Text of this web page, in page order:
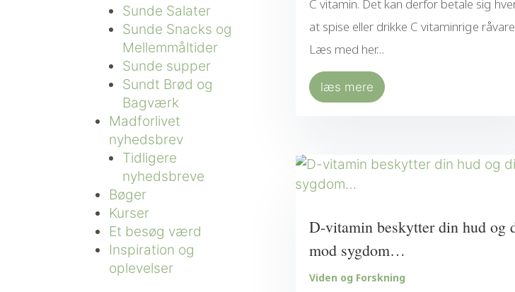
Sunde Salater
Sunde Snacks og
Mellemmåltider
Sunde supper
Sundt Brød og
Bagværk
Madforlivet
nyhedsbrev
Tidligere
nyhedsbreve
Bøger
Kurser
Et besøg værd
Inspiration og
oplevelser
C vitamin. Det kan derfor betale sig
at spise eller drikke C vitaminrige
Læs med her…
læs mere
D-vitamin beskytter din hud og
mod sygdom…
Viden og Forskning